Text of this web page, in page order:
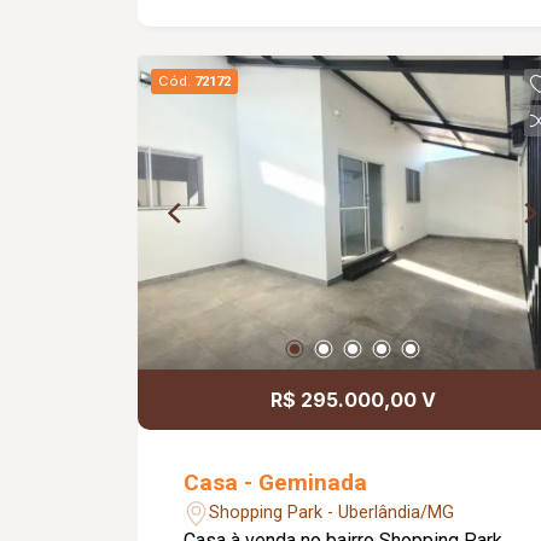
Cód. 72172
R$ 295.000,00 V
Casa - Geminada
Shopping Park - Uberlândia/MG